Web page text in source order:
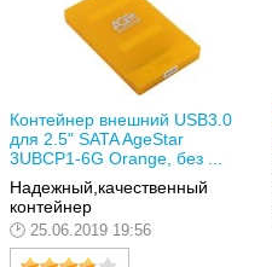
Контейнер внешний USB3.0
для 2.5" SATA AgeStar
3UBCP1-6G Orange, без ...
Надежный,качественный
контейнер
25.06.2019 19:56